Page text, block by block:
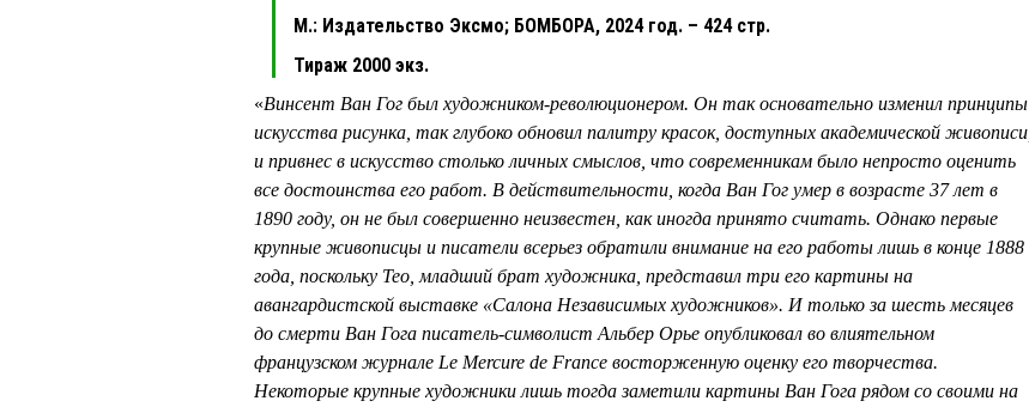
М.: Издательство Эксмо; БОМБОРА, 2024 год. – 424 стр.
Тираж 2000 экз.
«Винсент Ван Гог был художником-революционером. Он так основательно изменил принципы
искусства рисунка, так глубоко обновил палитру красок, доступных академической живописи,
и привнес в искусство столько личных смыслов, что современникам было непросто оценить
все достоинства его работ. В действительности, когда Ван Гог умер в возрасте 37 лет в
1890 году, он не был совершенно неизвестен, как иногда принято считать. Однако первые
крупные живописцы и писатели всерьез обратили внимание на его работы лишь в конце 1888
года, поскольку Тео, младший брат художника, представил три его картины на
авангардистской выставке «Салона Независимых художников». И только за шесть месяцев
до смерти Ван Гога писатель-символист Альбер Орье опубликовал во влиятельном
французском журнале Le Mercure de France восторженную оценку его творчества.
Некоторые крупные художники лишь тогда заметили картины Ван Гога рядом со своими на